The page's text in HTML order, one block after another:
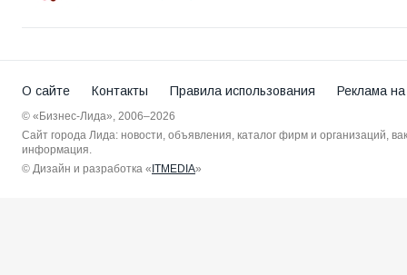
О сайте Контакты Правила использования Реклама
© «Бизнес-Лида», 2006–2026
Сайт города Лида: новости, объявления, каталог фирм и организаций,
информация.
© Дизайн и разработка «ITMEDIA»